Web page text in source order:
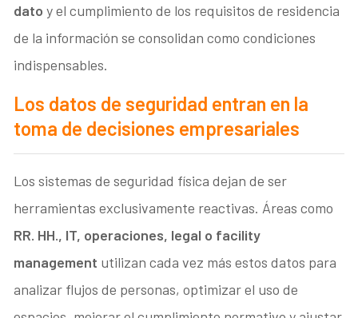
dato y el cumplimiento de los requisitos de residencia
de la información se consolidan como condiciones
indispensables.
Los datos de seguridad entran en la
toma de decisiones empresariales
Los sistemas de seguridad física dejan de ser
herramientas exclusivamente reactivas. Áreas como
RR. HH., IT, operaciones, legal o facility
management utilizan cada vez más estos datos para
analizar flujos de personas, optimizar el uso de